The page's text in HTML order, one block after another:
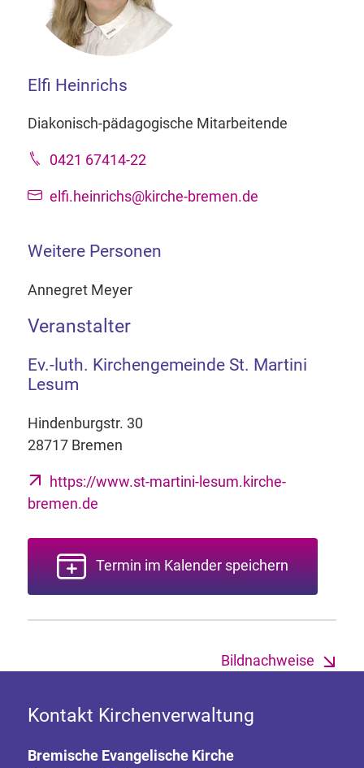
Elfi Heinrichs
Diakonisch-pädagogische Mitarbeitende
0421 67414-22
elfi.heinrichs@kirche-bremen.de
Weitere Personen
Annegret Meyer
Veranstalter
Ev.-luth. Kirchengemeinde St. Martini
Lesum
Hindenburgstr. 30
28717 Bremen
https://www.st-martini-lesum.kirche-
bremen.de
Termin im Kalender speichern
Bildnachweise
Kontakt Kirchenverwaltung
Bremische Evangelische Kirche